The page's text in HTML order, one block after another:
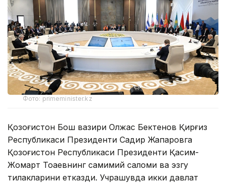
Фото: primeminister.kz
Қозоғистон Бош вазири Олжас Бектенов Қирғиз
Республикаси Президенти Садир Жапаровга
Қозоғистон Республикаси Президенти Қасим-
Жомарт Тоқаевнинг самимий саломи ва эзгу
тилакларини етказди. Учрашувда икки давлат